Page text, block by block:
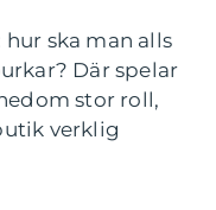
ska man alls
Där spelar
stor roll,
verklig